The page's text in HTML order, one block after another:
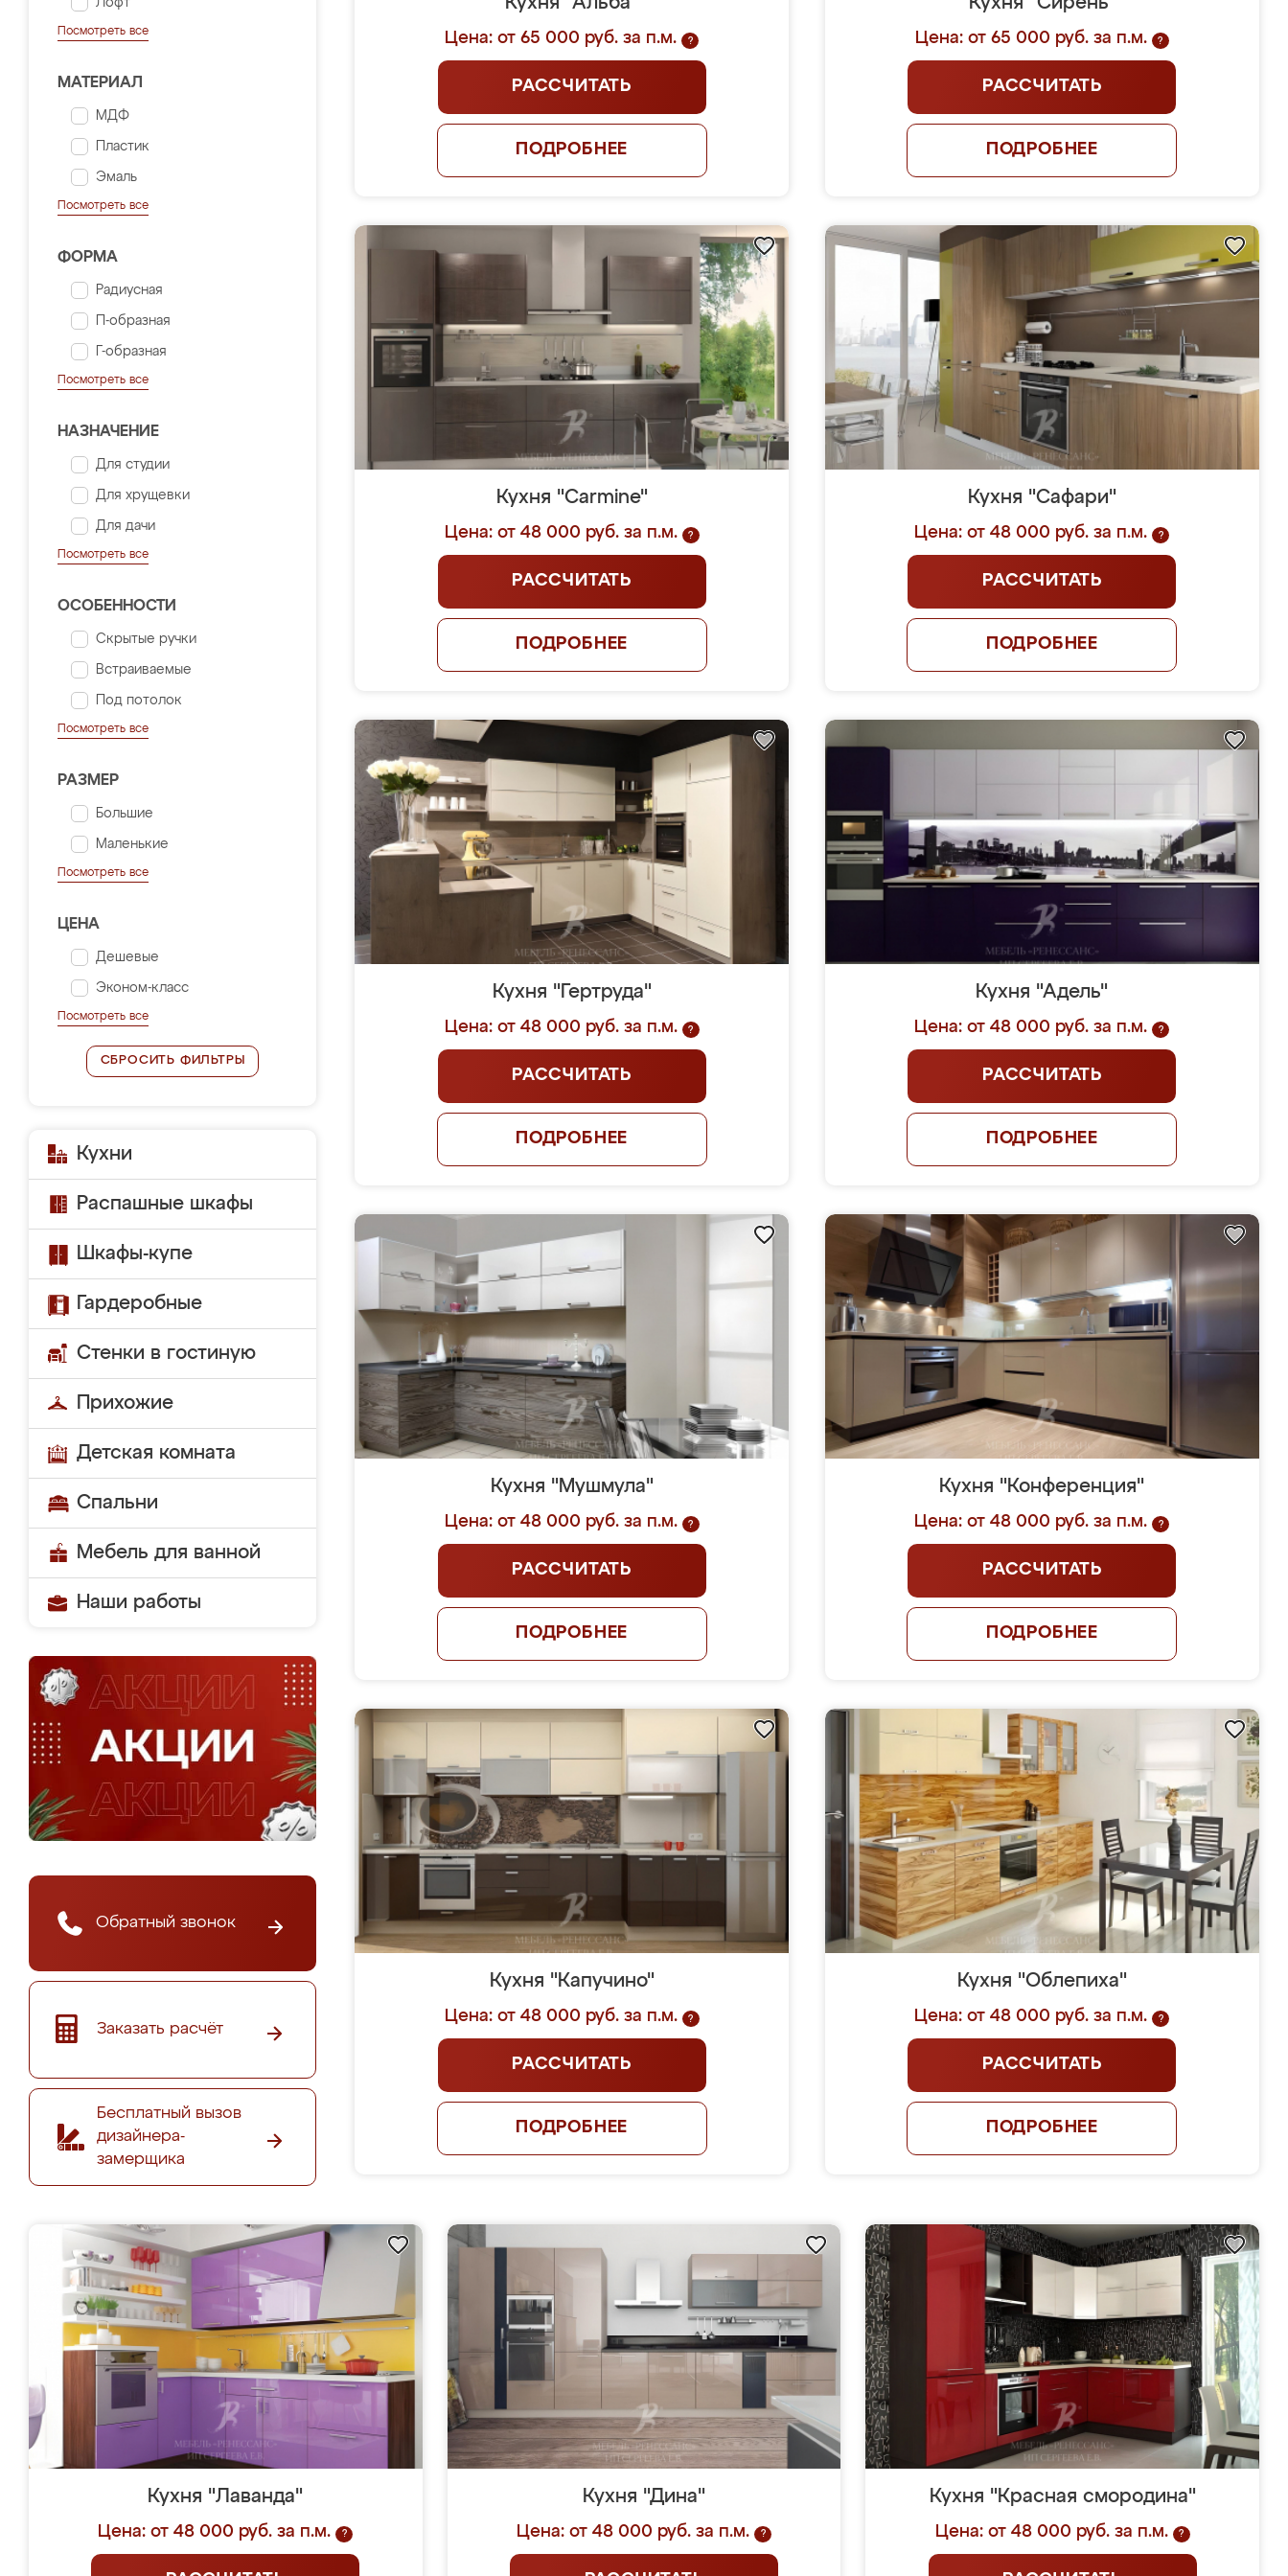
Лофт
Посмотреть все
МАТЕРИАЛ
МДФ
Пластик
Эмаль
Посмотреть все
ФОРМА
Радиусная
П-образная
Г-образная
Посмотреть все
НАЗНАЧЕНИЕ
Для студии
Для хрущевки
Для дачи
Посмотреть все
ОСОБЕННОСТИ
Скрытые ручки
Встраиваемые
Под потолок
Посмотреть все
РАЗМЕР
Большие
Маленькие
Посмотреть все
ЦЕНА
Дешевые
Эконом-класс
Посмотреть все
СБРОСИТЬ ФИЛЬТРЫ
Кухни
Распашные шкафы
Шкафы-купе
Гардеробные
Стенки в гостиную
Прихожие
Детская комната
Спальни
Мебель для ванной
Наши работы
Обратный звонок
Заказать расчёт
Бесплатный вызов
дизайнера-
замерщика
Цена: от 65 000 руб. за п.м. ?
РАССЧИТАТЬ
ПОДРОБНЕЕ
Цена: от 65 000 руб. за п.м. ?
РАССЧИТАТЬ
ПОДРОБНЕЕ
Кухня "Carmine"
Цена: от 48 000 руб. за п.м. ?
РАССЧИТАТЬ
ПОДРОБНЕЕ
Кухня "Сафари"
Цена: от 48 000 руб. за п.м. ?
РАССЧИТАТЬ
ПОДРОБНЕЕ
Кухня "Гертруда"
Цена: от 48 000 руб. за п.м. ?
РАССЧИТАТЬ
ПОДРОБНЕЕ
Кухня "Адель"
Цена: от 48 000 руб. за п.м. ?
РАССЧИТАТЬ
ПОДРОБНЕЕ
Кухня "Мушмула"
Цена: от 48 000 руб. за п.м. ?
РАССЧИТАТЬ
ПОДРОБНЕЕ
Кухня "Конференция"
Цена: от 48 000 руб. за п.м. ?
РАССЧИТАТЬ
ПОДРОБНЕЕ
Кухня "Капучино"
Цена: от 48 000 руб. за п.м. ?
РАССЧИТАТЬ
ПОДРОБНЕЕ
Кухня "Облепиха"
Цена: от 48 000 руб. за п.м. ?
РАССЧИТАТЬ
ПОДРОБНЕЕ
Кухня "Лаванда"
Цена: от 48 000 руб. за п.м. ?
Кухня "Дина"
Цена: от 48 000 руб. за п.м. ?
Кухня "Красная смородина"
Цена: от 48 000 руб. за п.м. ?